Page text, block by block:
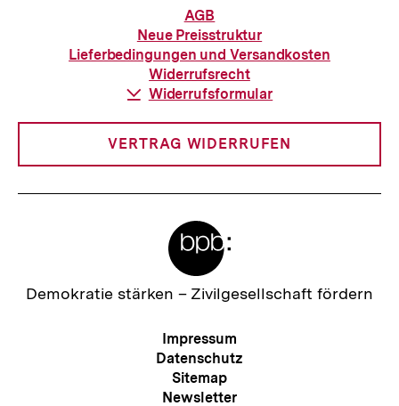
Informationen
zur
Bestellung
AGB
Neue Preisstruktur
Lieferbedingungen und Versandkosten
Widerrufsrecht
Download-
Widerrufsformular
VERTRAG WIDERRUFEN
Zur
Demokratie stärken – Zivilgesellschaft fördern
Meta-
Navigation
Impressum
Datenschutz
Sitemap
Newsletter